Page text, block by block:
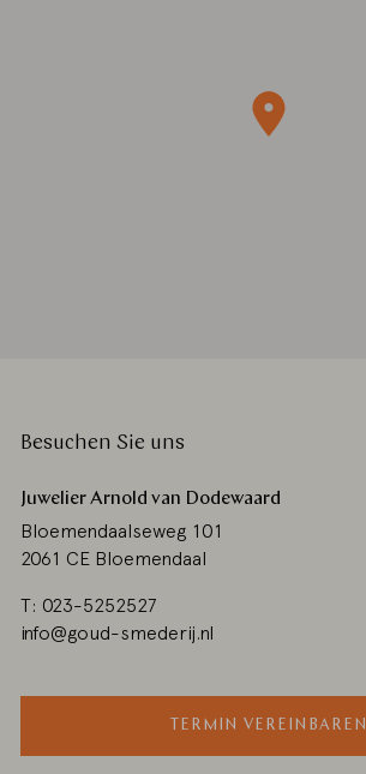
Besuchen Sie uns
Juwelier Arnold van Dodewaard
Bloemendaalseweg 101
2061 CE Bloemendaal
T: 023-5252527
info@goud-smederij.nl
TERMIN VEREINBAREN